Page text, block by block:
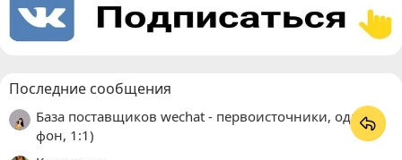
Последние сообщения
База поставщиков wechat - первоисточники, один
фон, 1:1)